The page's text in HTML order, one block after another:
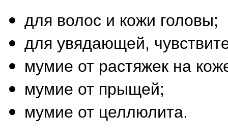
для волос и кожи головы;
для увядающей,
мумие от растяжек на
мумие от прыщей;
мумие от целлюлита.